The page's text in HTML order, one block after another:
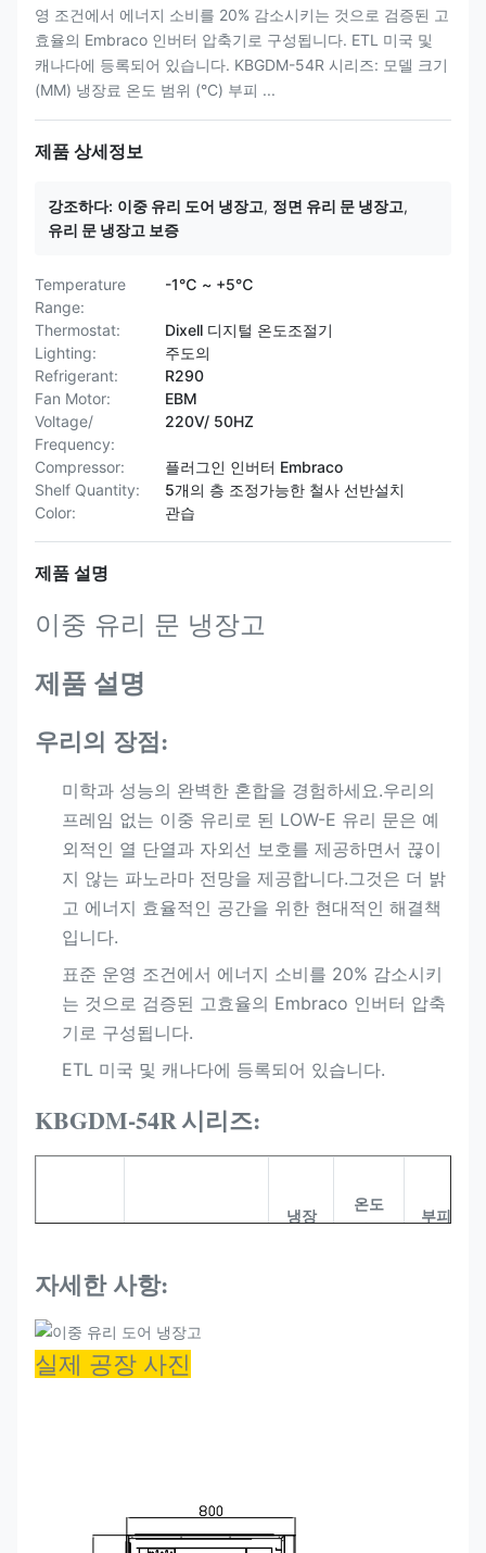
영 조건에서 에너지 소비를 20% 감소시키는 것으로 검증된 고
효율의 Embraco 인버터 압축기로 구성됩니다. ETL 미국 및
캐나다에 등록되어 있습니다. KBGDM-54R 시리즈: 모델 크기
(MM) 냉장료 온도 범위 (°C) 부피 ...
제품 상세정보
강조하다: 이중 유리 도어 냉장고, 정면 유리 문 냉장고,
유리 문 냉장고 보증
Temperature
Range:
-1℃ ~ +5℃
Thermostat:
Dixell 디지털 온도조절기
Lighting:
주도의
Refrigerant:
R290
Fan Motor:
EBM
Voltage/
Frequency:
220V/ 50HZ
Compressor:
플러그인 인버터 Embraco
Shelf Quantity:
5개의 층 조정가능한 철사 선반설치
Color:
관습
제품 설명
이중 유리 문 냉장고
제품 설명
우리의 장점:
미학과 성능의 완벽한 혼합을 경험하세요.우리의
프레임 없는 이중 유리로 된 LOW-E 유리 문은 예
외적인 열 단열과 자외선 보호를 제공하면서 끊이
지 않는 파노라마 전망을 제공합니다.그것은 더 밝
고 에너지 효율적인 공간을 위한 현대적인 해결책
입니다.
표준 운영 조건에서 에너지 소비를 20% 감소시키
는 것으로 검증된 고효율의 Embraco 인버터 압축
기로 구성됩니다.
ETL 미국 및 캐나다에 등록되어 있습니다.
KBGDM-54R시리즈:
모델 크기 (MM)
냉장
온도
범위
부피
KBGDM-
1360*830*2100
자세한 사항:
실제 공장 사진